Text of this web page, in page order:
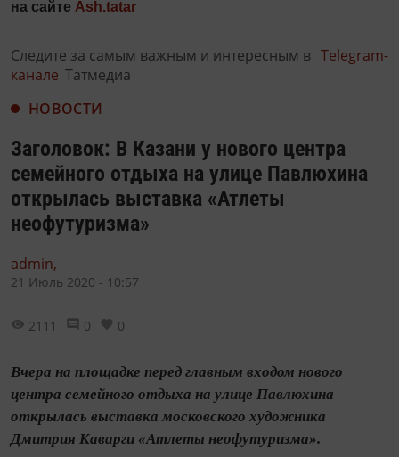
на сайте Ash.tatar
Следите за самым важным и интересным в Telegram-
канале Татмедиа
НОВОСТИ
Заголовок: В Казани у нового центра
семейного отдыха на улице Павлюхина
открылась выставка «Атлеты
неофутуризма»
admin,
21 Июль 2020 - 10:57
2111 0 0
Вчера на площадке перед главным входом нового
центра семейного отдыха на улице Павлюхина
открылась выставка московского художника
Дмитрия Каварги «Атлеты неофутуризма».